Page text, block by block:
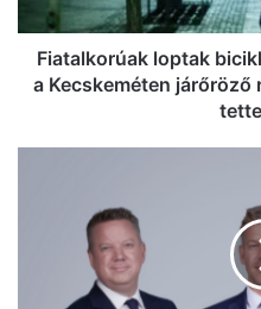
a
Kecskeméten
járőröző
Fiatalkorúak loptak
a Kecskeméten járőröző